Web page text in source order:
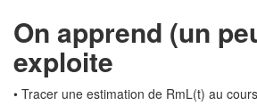
On apprend (un
exploite
• Tracer une estimation de RmL(t) au